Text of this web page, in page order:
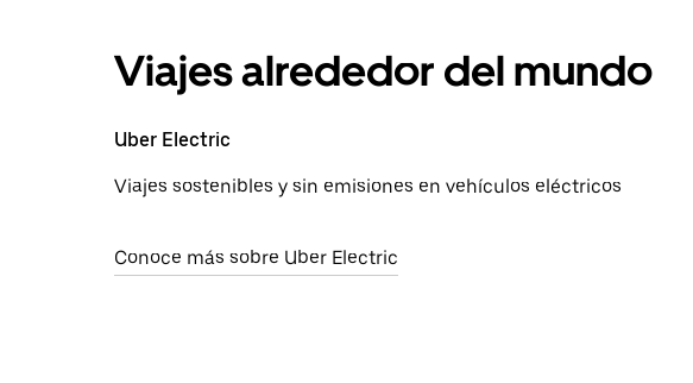
Viajes alrededor del mundo
Uber Electric
Viajes sostenibles y sin emisiones en vehículos eléctricos
Conoce más sobre Uber Electric